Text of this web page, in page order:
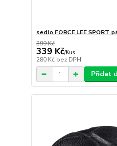
sedlo FORCE LEE SPORT
399 Kč
339 Kč/Kus
280 Kč bez DPH
Přidat